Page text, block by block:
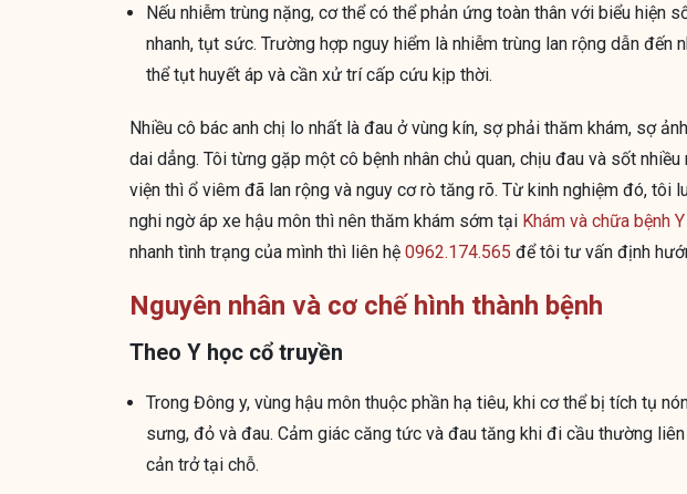
Nếu nhiễm trùng nặng, cơ thể có thể phản ứng toàn thân với biểu hiện
nhanh, tụt sức. Trường hợp nguy hiểm là nhiễm trùng lan rộng dẫn đến
thể tụt huyết áp và cần xử trí cấp cứu kịp thời.
Nhiều cô bác anh chị lo nhất là đau ở vùng kín, sợ phải thăm khám, sợ
dai dẳng. Tôi từng gặp một cô bệnh nhân chủ quan, chịu đau và sốt
viện thì ổ viêm đã lan rộng và nguy cơ rò tăng rõ. Từ kinh nghiệm đó, tôi
nghi ngờ áp xe hậu môn thì nên thăm khám sớm tại Khám và chữa bệnh
nhanh tình trạng của mình thì liên hệ 0962.174.565 để tôi tư vấn định
Nguyên nhân và cơ chế hình thành bệnh
Theo Y học cổ truyền
Trong Đông y, vùng hậu môn thuộc phần hạ tiêu, khi cơ thể bị tích tụ
sưng, đỏ và đau. Cảm giác căng tức và đau tăng khi đi cầu thường
cản trở tại chỗ.